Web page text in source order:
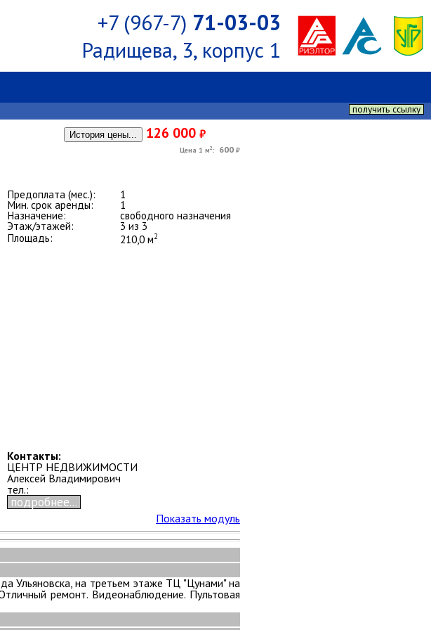
+7 (967-7) 71-03-03
Радищева, 3, корпус 1
получить ссылку
История цены... 126 000 ₽
Цена 1 м2 : 600 ₽
Предоплата (мес.): 1
Мин. срок аренды: 1
Назначение: свободного назначения
Этаж/этажей:
3 из 3
Площадь:
210,0 м2
Контакты:
ЦЕНТР НЕДВИЖИМОСТИ
Алексей Владимирович
тел.:
подробнее...
Показать модуль
Ульяновска, на третьем этаже ТЦ "Цунами" на
ремонт. Видеонаблюдение. Пультовая